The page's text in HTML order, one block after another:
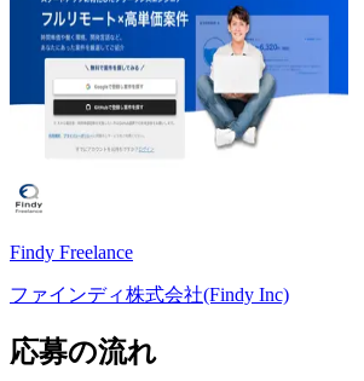
Findy Freelance
ファインディ株式会社(Findy Inc)
応募の流れ